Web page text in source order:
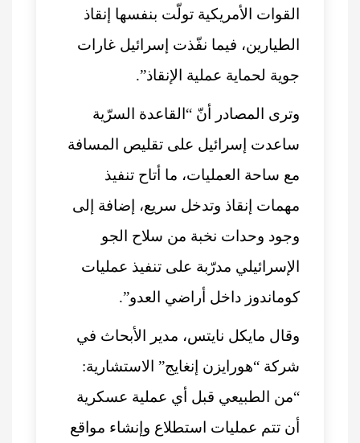
القوات الأمريكية تولّت بنفسها إنقاذ
الطيارين، فيما نفّذت إسرائيل غارات
جوية لحماية عملية الإنقاذ”.
وترى المصادر أنّ “القاعدة السرّية
ساعدت إسرائيل على تقليص المسافة
مع ساحة العمليات، ما أتاح تنفيذ
مهمات إنقاذ وتدخل سريع، إضافة إلى
وجود وحدات نخبة من سلاح الجو
الإسرائيلي مدرّبة على تنفيذ عمليات
كوماندوز داخل أراضي العدو”.
وقال مايكل نايتس، مدير الأبحاث في
شركة “هورايزن إنغايج” الاستشارية:
“من الطبيعي قبل أي عملية عسكرية
أن تتم عمليات استطلاع وإنشاء مواقع